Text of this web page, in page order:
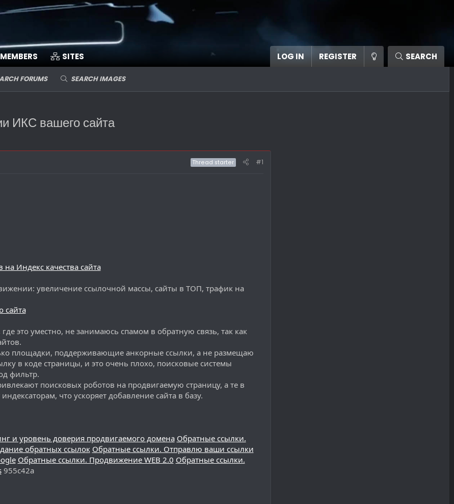
MEMBERS SITES LOG IN REGISTER SEARCH
FORUMS SEARCH IMAGES
ИКС вашего сайта
Thread starter #1
Индекс качества сайта
увеличение ссылочной массы, сайты в ТОП, трафик на
сайта
это уместно, не занимаюсь спамом в обратную связь, так как
площадки, поддерживающие анкорные ссылки, а не размещаю
в коде страницы, и это очень плохо, поисковые системы
фильтр.
поисковых роботов на продвигаемую страницу, а те в
что ускоряет добавление сайта в базу.
и уровень доверия продвигаемого домена Обратные ссылки.
обратных ссылок Обратные ссылки. Отправлю ваши ссылки
Обратные ссылки. Продвижение WEB 2.0 Обратные ссылки.
955c42a